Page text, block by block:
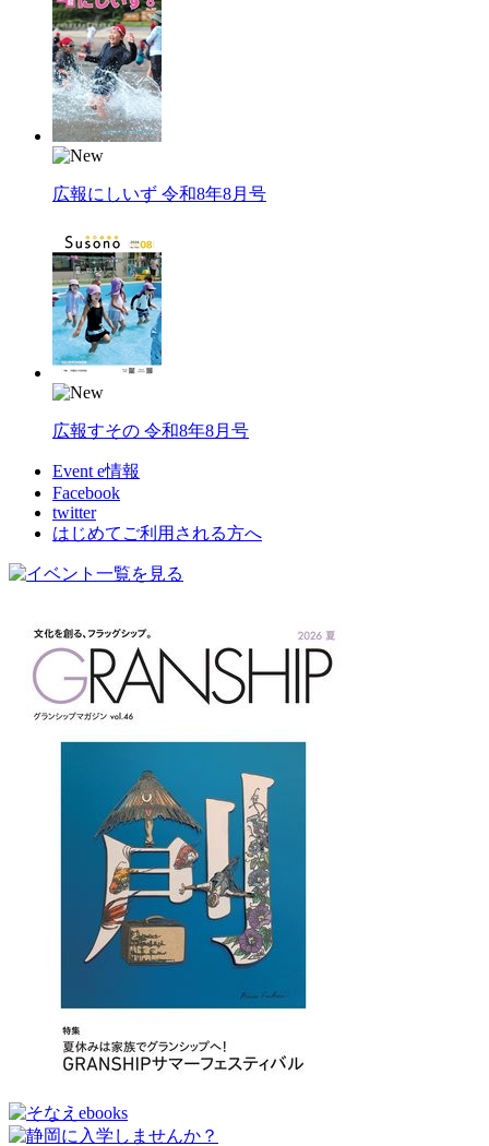
広報にしいず 令和8年8月号
広報すその 令和8年8月号
Event e情報
Facebook
twitter
はじめてご利用される方へ